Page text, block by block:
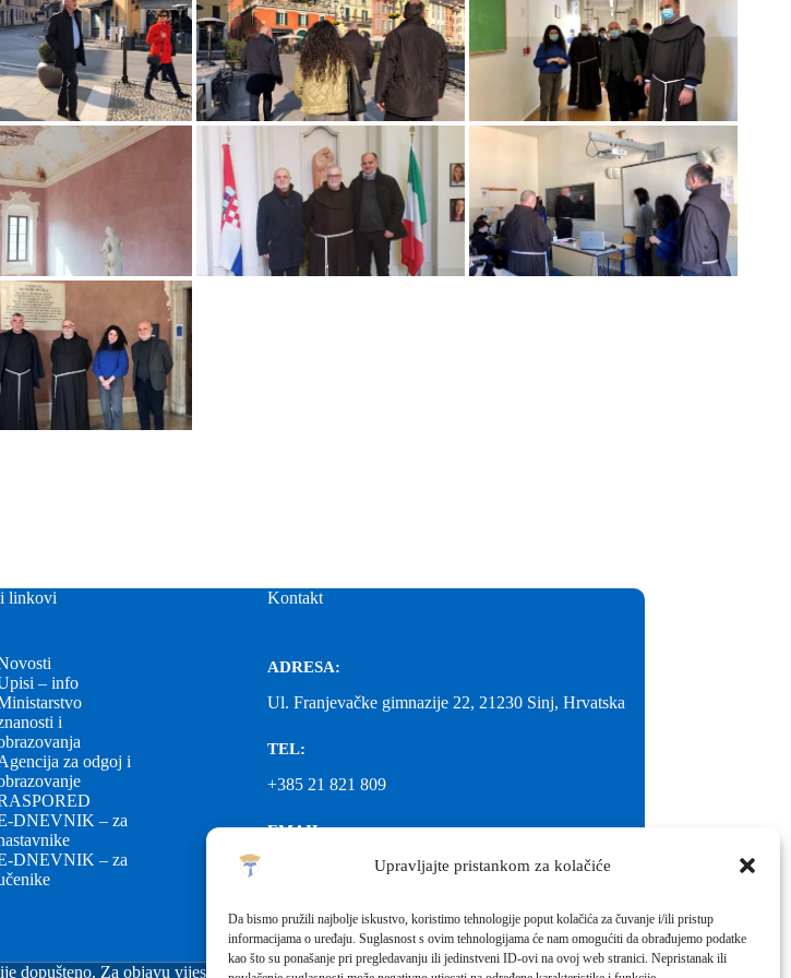
Upravljajte pristankom za kolačiće
Da bismo pružili najbolje iskustvo, koristimo tehnologije poput kolačića za čuvanje i/ili pristup
informacijama o uređaju. Suglasnost s ovim tehnologijama će nam omogućiti da obrađujemo podatke
kao što su ponašanje pri pregledavanju ili jedinstveni ID-ovi na ovoj web stranici. Nepristanak ili
linkovi
– info
i
za odgoj i
DNEVNIK – za
DNEVNIK – za
Kontakt
ADRESA:
Ul. Franjevačke gimnazije 22, 21230 Sinj, Hrvatska
TEL:
+385 21 821 809
EMAIL:
ured@gimnazija-franjevacka-klasicna-sinj.skole.hr
EMAIL:
fkgsinj@gmail.com
dopušteno. Za objavu vijesti sa stranice molimo kontaktirati školu.